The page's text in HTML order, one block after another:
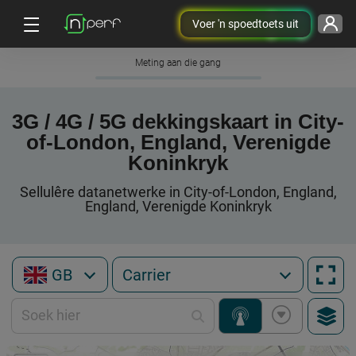
Voer 'n spoedtoets uit
Meting aan die gang
3G / 4G / 5G dekkingskaart in City-
of-London, England, Verenigde
Koninkryk
Sellulêre datanetwerke in City-of-London, England,
England, Verenigde Koninkryk
GB